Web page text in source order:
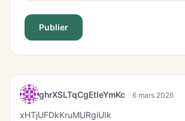
Publier
ghrXSLTqCgEtIeYmKc 6 mars 2026
xHTjUFDkKruMURgiUIk